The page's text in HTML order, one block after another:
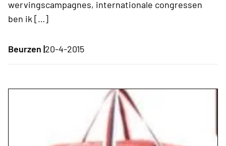
wervingscampagnes, internationale congressen
ben ik […]
Beurzen |20-4-2015